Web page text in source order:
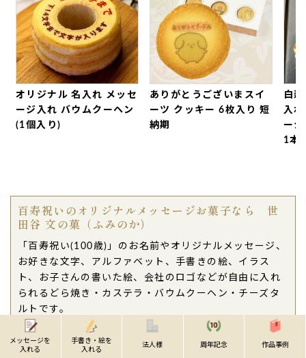
2025年11月25日
先日はありがとうございました。
私の祖母の１００歳のお祝い に「カステラ」を夫婦
連盟で、「ねこのどら焼き」を小学生と幼稚園児の
娘たちから連名で送らせて頂きました。
おばぁは方言しか話せない生粋の沖縄人なので、
ステラの方言のメッセージお祝いをとても喜んでい
おばぁは感動して仏壇にお供えしてからうさんでー
心温まるお店様に出会えて感謝致します。
ありがとうございました。（購入者様）
ご購入頂いた商品：百寿祝い(100歳のお祝) 名入
れ・オリジナルメッセージ入り カステラ(0.6号/1
本入り)
猫さんどら焼き「ドラねこ」(5
オリジナル 名入れ メッセ
ージ入れ バウムクーヘン
(1個入り)
ありがとうございまスイ
ーツ クッキー 6枚入り 短
納期
白
入
ー
1本
百寿祝いのオリジナルメッセージお菓子なら 世
田谷 文の菓（ふみのか）
「百寿祝い(100歳)」のお名前やオリジナルメッセージ、
お好きな文字、アルファベット、手書きの絵、イラス
ト、お子さんの書いた絵、会社のロゴなどが自由に入れ
られるどら焼き・カステラ・バウムクーヘン・チーズタ
ルトです。
人とのご縁を大切にする方、人とのつながりを大切にす
る方、ご家族・ご友人とのつながりを大切にする方、お
メッセージを
入れる
手書き・絵を
入れる
法人様 周年記念 作品事例